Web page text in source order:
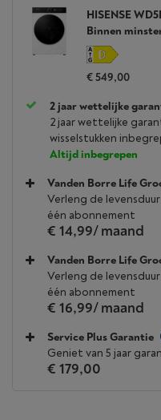
HISENSE
Binnen
€ 549,00
2 jaar wettelijke
2 jaar wettelijke
wisselstukken
Altijd inbegrepen
Vanden Borre Life
Verleng de
één abonnement
€ 14,99/ maand
Vanden Borre Life
Verleng de
één abonnement
€ 16,99/ maand
Service Plus Garantie
Geniet van 5 jaar
€ 179,00